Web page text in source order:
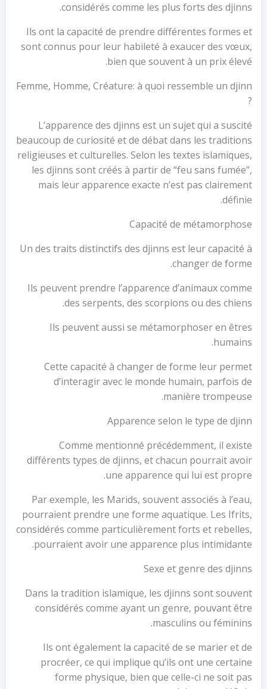
considérés comme les plus forts des djinns.
Ils ont la capacité de prendre différentes formes et
sont connus pour leur habileté à exaucer des vœux,
bien que souvent à un prix élevé.
Femme, Homme, Créature: à quoi ressemble un djinn
?
L’apparence des djinns est un sujet qui a suscité
beaucoup de curiosité et de débat dans les traditions
religieuses et culturelles. Selon les textes islamiques,
les djinns sont créés à partir de “feu sans fumée”,
mais leur apparence exacte n’est pas clairement
définie.
Capacité de métamorphose
Un des traits distinctifs des djinns est leur capacité à
changer de forme.
Ils peuvent prendre l’apparence d’animaux comme
des serpents, des scorpions ou des chiens.
Ils peuvent aussi se métamorphoser en êtres
humains.
Cette capacité à changer de forme leur permet
d’interagir avec le monde humain, parfois de
manière trompeuse.
Apparence selon le type de djinn
Comme mentionné précédemment, il existe
différents types de djinns, et chacun pourrait avoir
une apparence qui lui est propre.
Par exemple, les Marids, souvent associés à l’eau,
pourraient prendre une forme aquatique. Les Ifrits,
considérés comme particulièrement forts et rebelles,
pourraient avoir une apparence plus intimidante.
Sexe et genre des djinns
Dans la tradition islamique, les djinns sont souvent
considérés comme ayant un genre, pouvant être
masculins ou féminins.
Ils ont également la capacité de se marier et de
procréer, ce qui implique qu’ils ont une certaine
forme physique, bien que celle-ci ne soit pas